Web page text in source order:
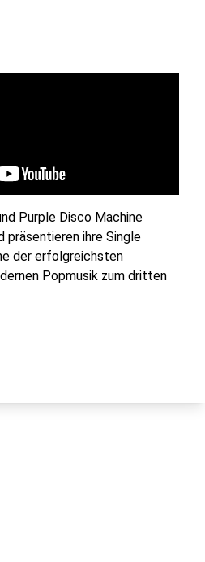
Purple Disco Machine
präsentieren ihre Single
der erfolgreichsten
Popmusik zum dritten